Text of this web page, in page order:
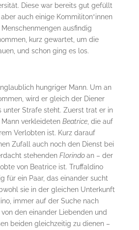
Diese war bereits gut gefüllt
auch einige Kommiliton*innen
ausfindig
kurz gewartet, um die
und schon ging es los.
hungriger Mann. Um an
wird er gleich der Diener
unter Strafe steht. Zuerst trat er in
verkleideten Beatrice, die auf
Verlobten ist. Kurz darauf
Zufall auch noch den Dienst bei
stehenden Florindoan – der
von Beatrice ist. Truffaldino
für ein Paar, das einander sucht
sie in der gleichen Unterkunft
immer auf der Suche nach
von den einander Liebenden und
beiden gleichzeitig zu dienen –